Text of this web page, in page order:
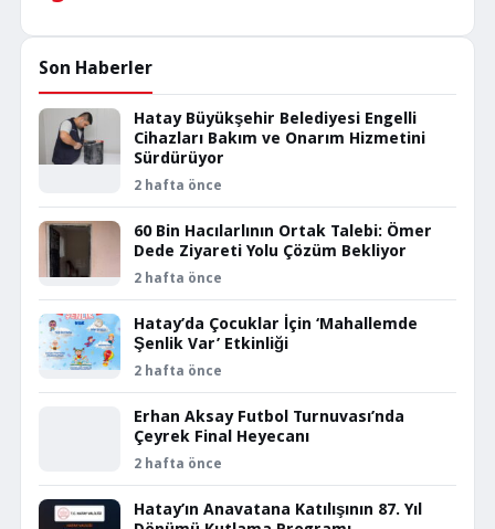
Son Haberler
Hatay Büyükşehir Belediyesi Engelli
Cihazları Bakım ve Onarım Hizmetini
Sürdürüyor
2 hafta önce
60 Bin Hacılarlının Ortak Talebi: Ömer
Dede Ziyareti Yolu Çözüm Bekliyor
2 hafta önce
Hatay’da Çocuklar İçin ‘Mahallemde
Şenlik Var’ Etkinliği
2 hafta önce
Erhan Aksay Futbol Turnuvası’nda
Çeyrek Final Heyecanı
2 hafta önce
Hatay’ın Anavatana Katılışının 87. Yıl